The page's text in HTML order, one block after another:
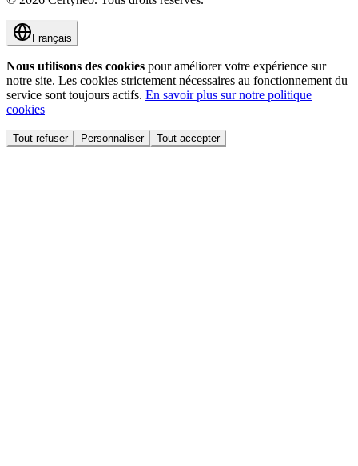
Français
Nous utilisons des cookies pour améliorer votre expérience sur
notre site. Les cookies strictement nécessaires au fonctionnement du
service sont toujours actifs. En savoir plus sur notre politique
cookies
Tout refuser Personnaliser Tout accepter